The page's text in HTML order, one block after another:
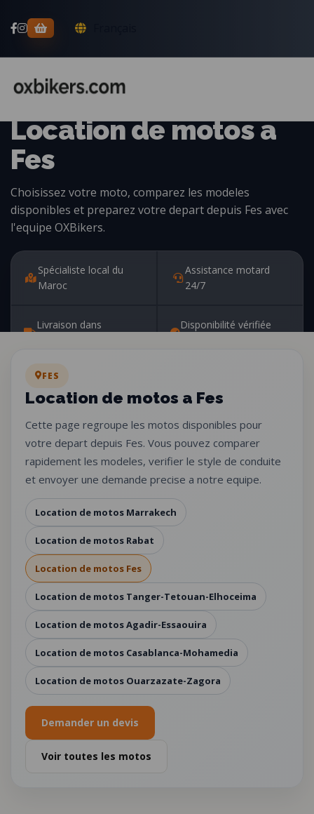
Location de motos a
Fes
Choisissez votre moto, comparez les modeles
disponibles et preparez votre depart depuis Fes avec
l'equipe OXBikers.
Spécialiste local du
Maroc
Assistance motard
24/7
Livraison dans
Disponibilité vérifiée
FES
Location de motos a Fes
Cette page regroupe les motos disponibles pour
votre depart depuis Fes. Vous pouvez comparer
rapidement les modeles, verifier le style de conduite
et envoyer une demande precise a notre equipe.
Location de motos Marrakech
Location de motos Rabat
Location de motos Fes
Location de motos Tanger-Tetouan-Elhoceima
Location de motos Agadir-Essaouira
Location de motos Casablanca-Mohamedia
Location de motos Ouarzazate-Zagora
Demander un devis
Voir toutes les motos